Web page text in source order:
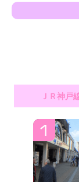
ＪＲ神戸